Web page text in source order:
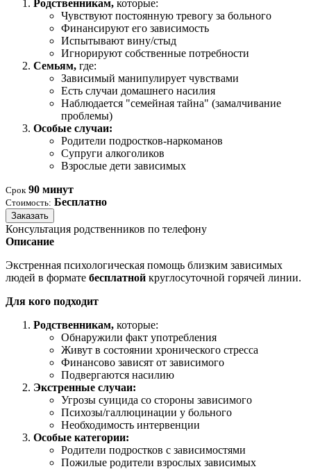
Родственникам, которые:
Чувствуют постоянную тревогу за больного
Финансируют его зависимость
Испытывают вину/стыд
Игнорируют собственные потребности
Семьям, где:
Зависимый манипулирует чувствами
Есть случаи домашнего насилия
Наблюдается "семейная тайна" (замалчивание
проблемы)
Особые случаи:
Родители подростков-наркоманов
Супруги алкоголиков
Взрослые дети зависимых
Срок 90 минут
Стоимость: Бесплатно
Заказать
Консультация родственников по телефону
Описание
Экстренная психологическая помощь близким зависимых
людей в формате бесплатной круглосуточной горячей линии.
Для кого подходит
Родственникам, которые:
Обнаружили факт употребления
Живут в состоянии хронического стресса
Финансово зависят от зависимого
Подвергаются насилию
Экстренные случаи:
Угрозы суицида со стороны зависимого
Психозы/галлюцинации у больного
Необходимость интервенции
Особые категории:
Родители подростков с зависимостями
Пожилые родители взрослых зависимых